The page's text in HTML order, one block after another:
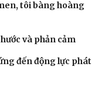
tôi bàng hoàng
và phản cảm
đến động lực phát